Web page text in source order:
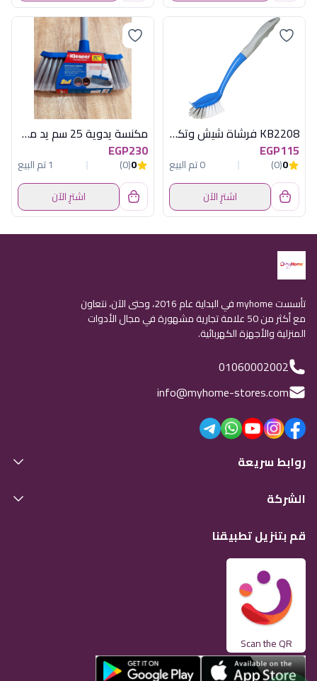
KB2208 فرشاة شيش وتكيف كلينر
EGP115
0
(0)
0 تم البيع
اشترِ الآن
مكنسة يدوية 25 سم يد معدن كلينر
EGP230
0
(0)
1 تم البيع
اشترِ الآن
تأسست myhome في البداية عام 2016، وحتى الآن، نتعاون
مع أكثر من 50 علامة تجارية مشهورة في مجال الأدوات
المنزلية والأجهزة الكهربائية.
01060002002
info@myhome-stores.com
روابط سريعة
الشركة
قم بتنزيل تطبيقنا
Scan the QR